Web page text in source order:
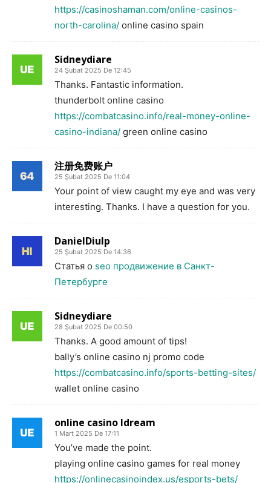
https://casinoshaman.com/online-casinos-
north-carolina/ online casino spain
Sidneydiare
24 Şubat 2025 De 12:45
Thanks. Fantastic information.
thunderbolt online casino
https://combatcasino.info/real-money-online-
casino-indiana/ green online casino
注册免费账户
25 Şubat 2025 De 11:04
Your point of view caught my eye and was very
interesting. Thanks. I have a question for you.
DanielDiulp
25 Şubat 2025 De 14:36
Статья о seo продвижение в Санкт-
Петербурге
Sidneydiare
28 Şubat 2025 De 00:50
Thanks. A good amount of tips!
bally’s online casino nj promo code
https://combatcasino.info/sports-betting-sites/
wallet online casino
online casino ldream
1 Mart 2025 De 17:11
You’ve made the point.
playing online casino games for real money
https://onlinecasinoindex.us/esports-bets/